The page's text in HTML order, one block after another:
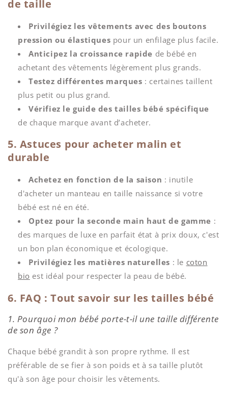
de taille
Privilégiez les vêtements avec des boutons
pression ou élastiques pour un enfilage plus facile.
Anticipez la croissance rapide de bébé en
achetant des vêtements légèrement plus grands.
Testez différentes marques : certaines taillent
plus petit ou plus grand.
Vérifiez le guide des tailles bébé spécifique
de chaque marque avant d’acheter.
5. Astuces pour acheter malin et
durable
Achetez en fonction de la saison : inutile
d'acheter un manteau en taille naissance si votre
bébé est né en été.
Optez pour la seconde main haut de gamme :
des marques de luxe en parfait état à prix doux, c'est
un bon plan économique et écologique.
Privilégiez les matières naturelles : le coton
bio est idéal pour respecter la peau de bébé.
6. FAQ : Tout savoir sur les tailles bébé
1. Pourquoi mon bébé porte-t-il une taille différente
de son âge ?
Chaque bébé grandit à son propre rythme. Il est
préférable de se fier à son poids et à sa taille plutôt
qu'à son âge pour choisir les vêtements.